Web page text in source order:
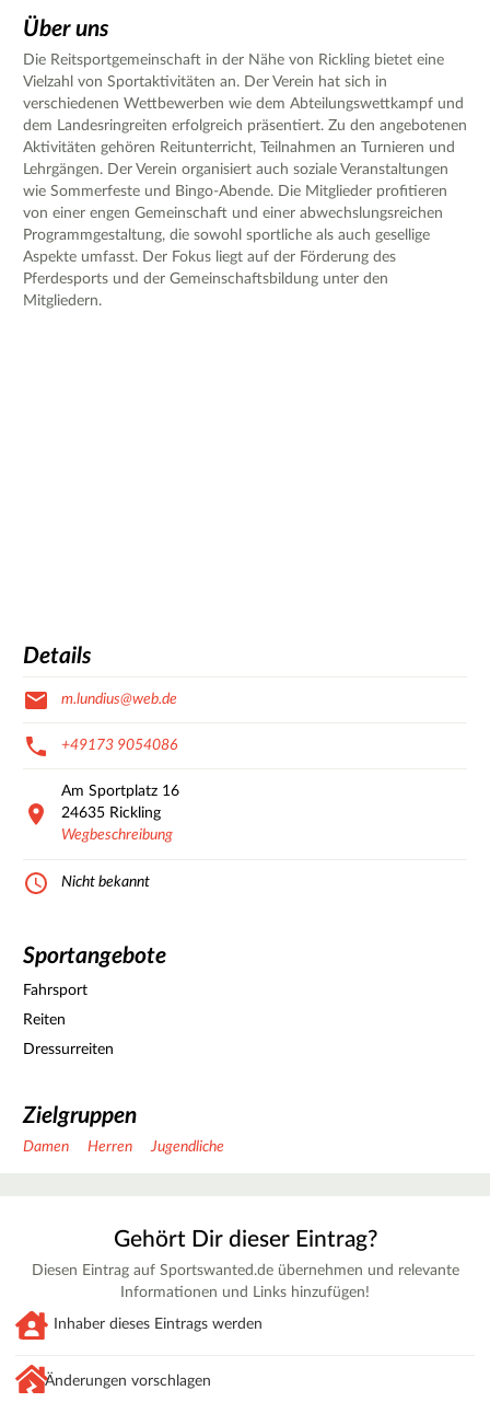
Über uns
Die Reitsportgemeinschaft in der Nähe von Rickling bietet eine
Vielzahl von Sportaktivitäten an. Der Verein hat sich in
verschiedenen Wettbewerben wie dem Abteilungswettkampf und
dem Landesringreiten erfolgreich präsentiert. Zu den angebotenen
Aktivitäten gehören Reitunterricht, Teilnahmen an Turnieren und
Lehrgängen. Der Verein organisiert auch soziale Veranstaltungen
wie Sommerfeste und Bingo-Abende. Die Mitglieder profitieren
von einer engen Gemeinschaft und einer abwechslungsreichen
Programmgestaltung, die sowohl sportliche als auch gesellige
Aspekte umfasst. Der Fokus liegt auf der Förderung des
Pferdesports und der Gemeinschaftsbildung unter den
Mitgliedern.
Details
m.lundius@web.de
+49173 9054086
Am Sportplatz 16
24635 Rickling
Wegbeschreibung
Nicht bekannt
Sportangebote
Fahrsport
Reiten
Dressurreiten
Zielgruppen
Damen Herren Jugendliche
Gehört Dir dieser Eintrag?
Diesen Eintrag auf Sportswanted.de übernehmen und relevante
Informationen und Links hinzufügen!
Inhaber dieses Eintrags werden
Änderungen vorschlagen